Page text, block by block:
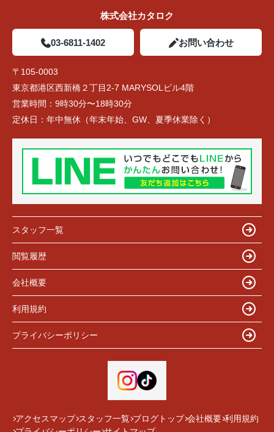
株式会社カタロク
03-6811-1402 お問い合わせ
〒105-0003
東京都港区西新橋２丁目2-7 MARYSOLビル4階
営業時間： 9時30分〜18時30分
定休日： 年中無休（年末年始、GW、夏季休業除く）
スタッフ一覧
閲覧履歴
会社概要
利用規約
プライバシーポリシー
アクセスマップ スタッフ一覧 ブログトップ 会社概要 利用規約